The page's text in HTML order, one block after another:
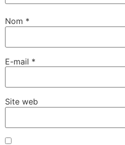
Nom *
E-mail *
Site web